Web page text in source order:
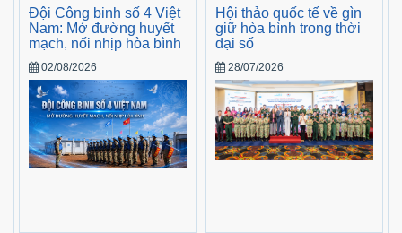
Đội Công binh số 4 Việt
Nam: Mở đường huyết
mạch, nối nhịp hòa bình
02/08/2026
Hội thảo quốc tế về gìn
giữ hòa bình trong thời
đại số
28/07/2026